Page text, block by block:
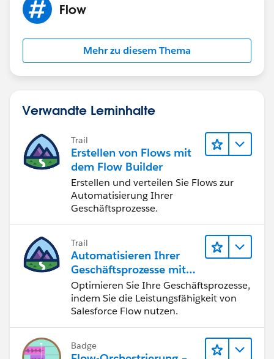
Flow
Mehr zu diesem Thema
Verwandte Lerninhalte
Trail
Erstellen von Flows mit
dem Flow Builder
Erstellen und verteilen Sie Flows zur
Automatisierung Ihrer
Geschäftsprozesse.
Trail
Automatisieren Ihrer
Geschäftsprozesse mit
Salesforce Flow
Optimieren Sie Ihre Geschäftsprozesse,
indem Sie die Leistungsfähigkeit von
Salesforce Flow nutzen.
Badge